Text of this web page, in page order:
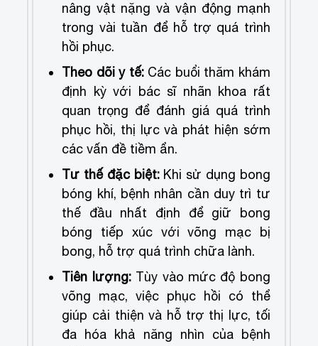
nâng vật nặng và vận động mạnh
trong vài tuần để hỗ trợ quá trình
hồi phục.
Theo dõi y tế:Các buổi thăm khám
định kỳ với bác sĩ nhãn khoa rất
quan trọng để đánh giá quá trình
phục hồi, thị lực và phát hiện sớm
các vấn đề tiềm ẩn.
Tư thế đặc biệt:Khi sử dụng bong
bóng khí, bệnh nhân cần duy trì tư
thế đầu nhất định để giữ bong
bóng tiếp xúc với võng mạc bị
bong, hỗ trợ quá trình chữa lành.
Tiên lượng:Tùy vào mức độ bong
võng mạc, việc phục hồi có thể
giúp cải thiện và hỗ trợ thị lực, tối
đa hóa khả năng nhìn của bệnh